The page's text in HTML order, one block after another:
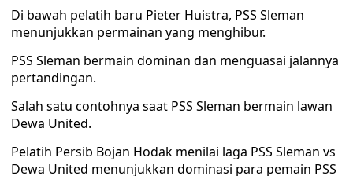
Di bawah pelatih baru Pieter Huistra, PSS Sleman
menunjukkan permainan yang menghibur.
PSS Sleman bermain dominan dan menguasai jalannya
pertandingan.
Salah satu contohnya saat PSS Sleman bermain lawan
Dewa United.
Pelatih Persib Bojan Hodak menilai laga PSS Sleman vs
Dewa United menunjukkan dominasi para pemain PSS